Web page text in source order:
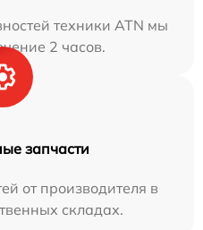
техники ATN мы
2 часов.
запчасти
от производителя в
складах.